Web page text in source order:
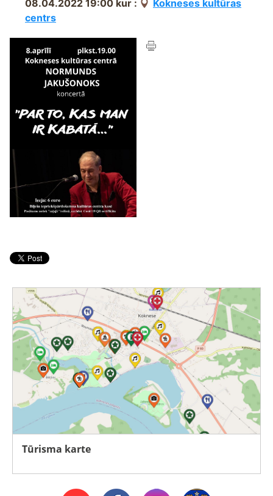
08.04.2022 19:00 kur :
Kokneses kultūras
centrs
Tūrisma karte